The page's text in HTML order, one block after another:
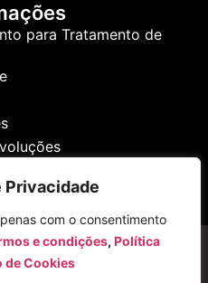
Privacidade
com o consentimento
e condições, Política
de Cookies
para Tratamento de
os direitos reservados